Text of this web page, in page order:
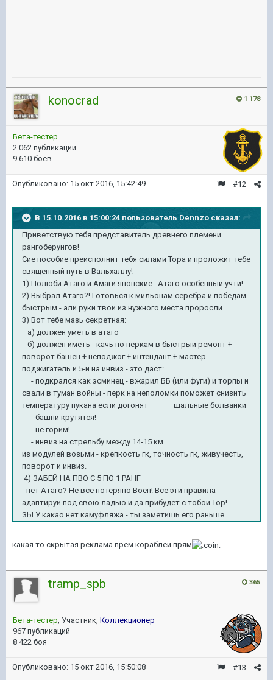
1 178
konocrad
Бета-тестер
2 062 публикации
9 610 боёв
#12
Опубликовано: 15 окт 2016, 15:42:49
В 15.10.2016 в 15:00:24 пользователь Dennzo сказал:
Приветствую тебя представитель древнего племени
рангоберунгов!
Сие пособие преисполнит тебя силами Тора и проложит тебе
священный путь в Вальхаллу!
1) Полюби Атаго и Амаги японские.. Атаго особенный учти!
2) Выбрал Атаго?! Готовься к мильонам серебра и победам
быстрым - али руки твои из нужного места проросли.
3) Вот тебе мазь секретная:
а) должен уметь в атаго
б) должен иметь - качь по перкам в быстрый ремонт +
поворот башен + неподжог + интендант + мастер
поджигатель и 5-й на инвиз - это даст:
- подкрался как эсминец - вжарил ББ (или фуги) и торпы и
свали в туман войны - перк на неполомки поможет снизить
температуру пукана если догонят шальные болванки
- башни крутятся!
- не горим!
- инвиз на стрельбу между 14-15 км
из модулей возьми - крепкость гк, точность гк, живучесть,
поворот и инвиз.
4) ЗАБЕЙ НА ПВО С 5 ПО 1 РАНГ
- нет Атаго? Не все потеряно Воен! Все эти правила
адаптируй под свою ладью и да прибудет с тобой Тор!
ЗЫ У какао нет камуфляжа - ты заметишь его раньше
какая то скрытая реклама прем кораблей прям
365
tramp_spb
Бета-тестер, Участник, Коллекционер
967 публикаций
8 422 боя
#13
Опубликовано: 15 окт 2016, 15:50:08